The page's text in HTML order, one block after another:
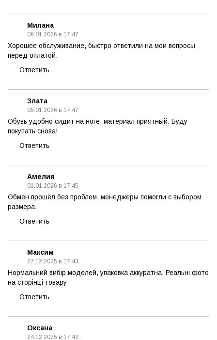
Милана
08.01.2026 в 17:47
Хорошее обслуживание, быстро ответили на мои вопросы
перед оплатой.
Ответить
Злата
05.01.2026 в 17:47
Обувь удобно сидит на ноге, материал приятный. Буду
покупать снова!
Ответить
Амелия
01.01.2026 в 17:45
Обмен прошёл без проблем, менеджеры помогли с выбором
размера.
Ответить
Максим
27.12.2025 в 17:43
Нормальний вибір моделей, упаковка аккуратна. Реальні фото
на сторінці товару
Ответить
Оксана
24.12.2025 в 17:42